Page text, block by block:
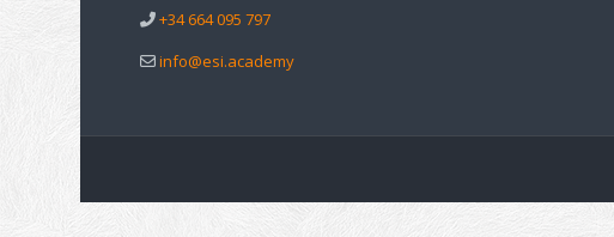
+34 664 095 797
info@esi.academy